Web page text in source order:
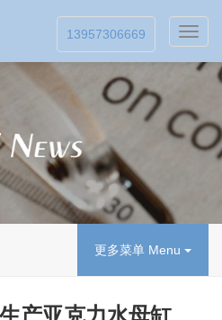
13957306669
更多菜单 Menu
产亚克力水母缸